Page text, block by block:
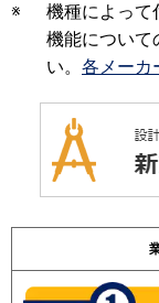
※
機種によって
機能について
い。 各メーカ